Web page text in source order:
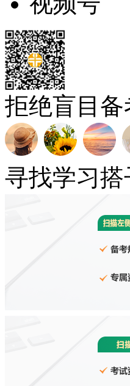
拒绝盲目
寻找学习搭